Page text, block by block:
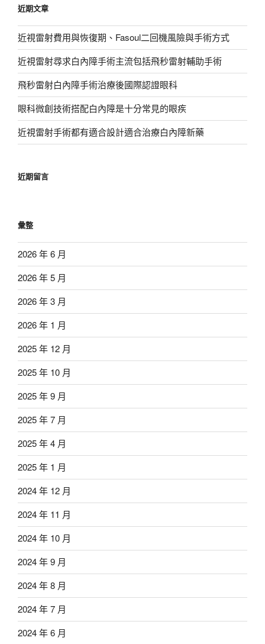
字:
近期文章
近視雷射費用與恢復期、Fasoul二回機風險與手術方式
近視雷射尋求白內障手術主流包括飛秒雷射輔助手術
飛秒雷射白內障手術治療後國際認證眼科
眼科微創技術搭配白內障是十分常見的眼疾
近視雷射手術都有適合設計適合治療白內障新藥
近期留言
彙整
2026 年 6 月
2026 年 5 月
2026 年 3 月
2026 年 1 月
2025 年 12 月
2025 年 10 月
2025 年 9 月
2025 年 7 月
2025 年 4 月
2025 年 1 月
2024 年 12 月
2024 年 11 月
2024 年 10 月
2024 年 9 月
2024 年 8 月
2024 年 7 月
2024 年 6 月